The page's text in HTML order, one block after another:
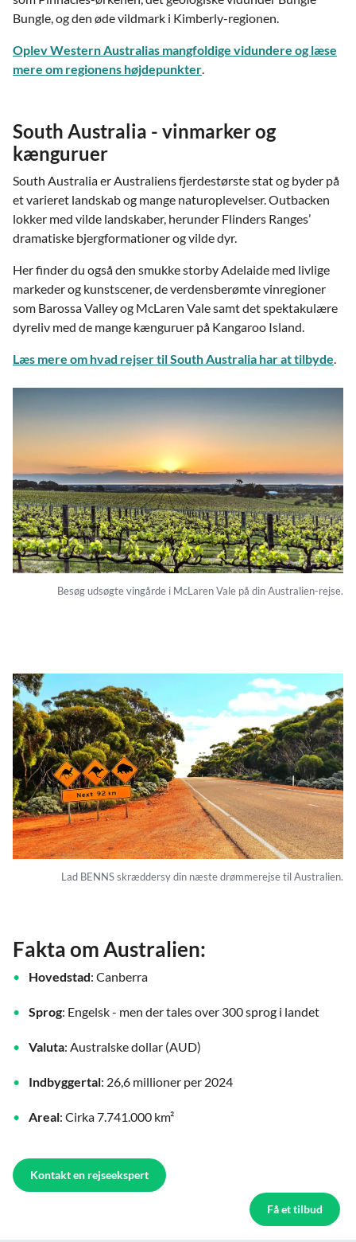
Få et tilbud
Bungle, og den øde vildmark i Kimberly-regionen.
Oplev Western Australias mangfoldige vidundere og læse
mere om regionens højdepunkter
South Australia - vinmarker og
kænguruer
South Australia er Australiens fjerdestørste stat og byder på
et varieret landskab og mange naturoplevelser. Outbacken
lokker med vilde landskaber, herunder Flinders Ranges’
dramatiske bjergformationer og vilde dyr.
Her finder du også den smukke storby Adelaide med livlige
markeder og kunstscener, de verdensberømte vinregioner
som Barossa Valley og McLaren Vale samt det spektakulære
dyreliv med de mange kænguruer på Kangaroo Island.
Læs mere om hvad rejser til South Australia har at tilbyde
Besøg udsøgte vingårde i McLaren Vale på din Australien-rejse.
Lad BENNS skræddersy din næste drømmerejse til Australien.
Fakta om Australien:
Hovedstad: Canberra
Sprog: Engelsk - men der tales over 300 sprog i landet
Valuta: Australske dollar (AUD)
Indbyggertal: 26,6 millioner per 2024
Areal: Cirka 7.741.000 km²
Kontakt en rejseekspert